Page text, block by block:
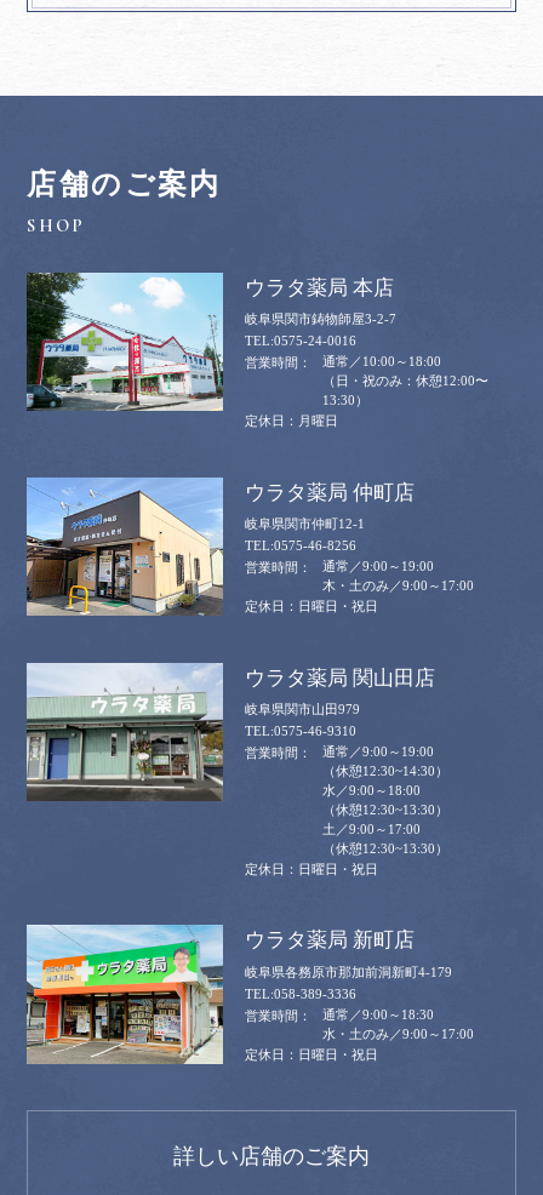
店舗のご案内
ウラタ薬局 本店
岐阜県関市鋳物師屋3-2-7
0575-24-0016
通常／10:00～18:00
（日・祝のみ：休憩12:00〜
13:30）
月曜日
ウラタ薬局 仲町店
岐阜県関市仲町12-1
0575-46-8256
通常／9:00～19:00
木・土のみ／9:00～17:00
日曜日・祝日
ウラタ薬局 関山田店
岐阜県関市山田979
0575-46-9310
通常／9:00～19:00
（休憩12:30~14:30）
水／9:00～18:00
（休憩12:30~13:30）
土／9:00～17:00
（休憩12:30~13:30）
日曜日・祝日
ウラタ薬局 新町店
岐阜県各務原市那加前洞新町4-179
058-389-3336
通常／9:00～18:30
水・土のみ／9:00～17:00
日曜日・祝日
詳しい店舗のご案内